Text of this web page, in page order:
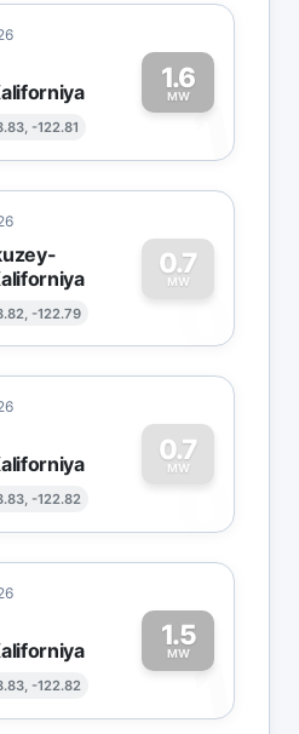
-122.81
1.6
MW1
-122.79
0.7
MW
0
-122.82
0.7
MW
0
-122.82
1.5
MW1